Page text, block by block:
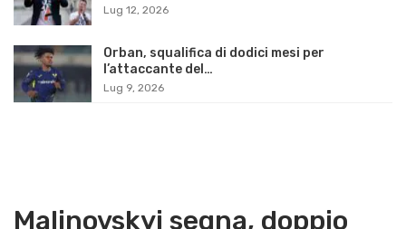
Lug 12, 2026
Orban, squalifica di dodici mesi per
l’attaccante del…
Lug 9, 2026
Malinovskyi segna, doppio